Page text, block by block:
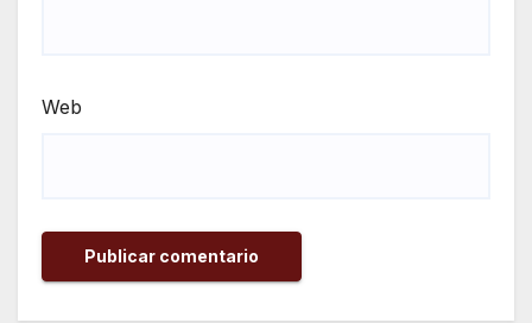
Web